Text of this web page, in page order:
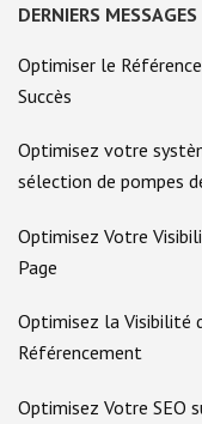
DERNIERS MESSAGES
Optimiser le
Succès
Optimisez votre
sélection de pompes
Optimisez Votre
Page
Optimisez la Visibilité
Référencement
Optimisez Votre SEO